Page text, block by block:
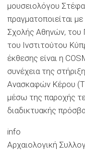
μουσειολόγου
πραγματοποιείται
Σχολής Αθηνών, του
του Ινστιτούτου
έκθεσης είναι η
συνέχεια της
Ανασκαφών Κέρου
μέσω της παροχής
διαδικτυακής
info
Αρχαιολογική